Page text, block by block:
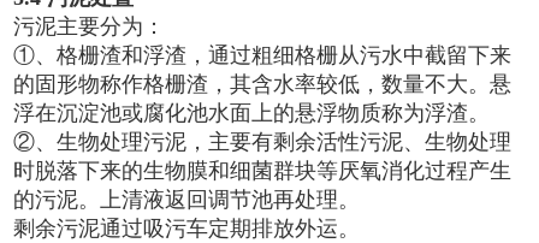
污泥主要分为：
①、格栅渣和浮渣，通过粗细格栅从污水中截留下来
的固形物称作格栅渣，其含水率较低，数量不大。悬
浮在沉淀池或腐化池水面上的悬浮物质称为浮渣。
②、生物处理污泥，主要有剩余活性污泥、生物处理
时脱落下来的生物膜和细菌群块等厌氧消化过程产生
的污泥。上清液返回调节池再处理。
剩余污泥通过吸污车定期排放外运。